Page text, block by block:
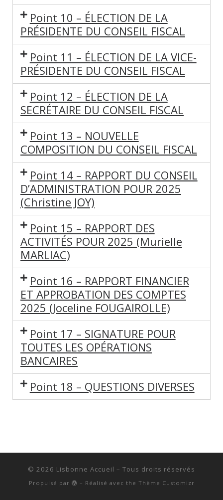
Point 10 – ÉLECTION DE LA
PRÉSIDENTE DU CONSEIL FISCAL
Point 11 – ÉLECTION DE LA VICE-
PRÉSIDENTE DU CONSEIL FISCAL
Point 12 – ÉLECTION DE LA
SECRÉTAIRE DU CONSEIL FISCAL
Point 13 – NOUVELLE
COMPOSITION DU CONSEIL FISCAL
Point 14 – RAPPORT DU CONSEIL
D’ADMINISTRATION POUR 2025
(Christine JOY)
Point 15 – RAPPORT DES
ACTIVITÉS POUR 2025 (Murielle
MARLIAC)
Point 16 – RAPPORT FINANCIER
ET APPROBATION DES COMPTES
2025 (Joceline FOUGAIROLLE)
Point 17 – SIGNATURE POUR
TOUTES LES OPÉRATIONS
BANCAIRES
Point 18 – QUESTIONS DIVERSES
© 2026 Lisbonne Accueil – Tous droits réservés
Propulsé par – Réalisé avec the Thème Customizr